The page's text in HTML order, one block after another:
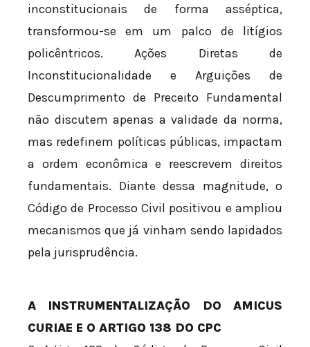
inconstitucionais de forma asséptica,
transformou-se em um palco de litígios
policêntricos. Ações Diretas de
Inconstitucionalidade e Arguições de
Descumprimento de Preceito Fundamental
não discutem apenas a validade da norma,
mas redefinem políticas públicas, impactam
a ordem econômica e reescrevem direitos
fundamentais. Diante dessa magnitude, o
Código de Processo Civil positivou e ampliou
mecanismos que já vinham sendo lapidados
pela jurisprudência.
A INSTRUMENTALIZAÇÃO DO AMICUS
CURIAE E O ARTIGO 138 DO CPC